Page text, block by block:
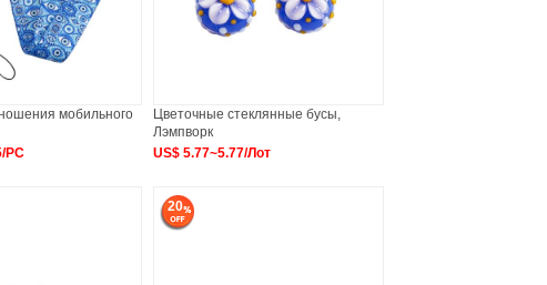
мобильного
PC
Цветочные стеклянные бусы,
Лэмпворк
US$ 5.77~5.77/Лот
20